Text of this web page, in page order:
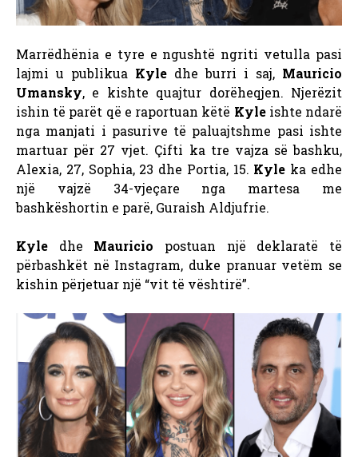
Marrëdhënia e tyre e ngushtë ngriti vetulla pasi
lajmi u publikua Kyle dhe burri i saj, Mauricio
Umansky, e kishte quajtur dorëheqjen. Njerëzit
ishin të parët që e raportuan këtë Kyle ishte ndarë
nga manjati i pasurive të paluajtshme pasi ishte
martuar për 27 vjet. Çifti ka tre vajza së bashku,
Alexia, 27, Sophia, 23 dhe Portia, 15. Kyle ka edhe
një vajzë 34-vjeçare nga martesa me
bashkëshortin e parë, Guraish Aldjufrie.
Kyle dhe Mauricio postuan një deklaratë të
përbashkët në Instagram, duke pranuar vetëm se
kishin përjetuar një “vit të vështirë”.